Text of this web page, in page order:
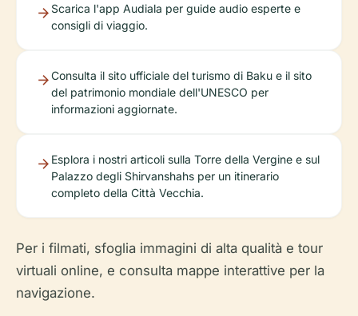
Scarica l'app Audiala per guide audio esperte e
consigli di viaggio.
Consulta il sito ufficiale del turismo di Baku e il sito
del patrimonio mondiale dell'UNESCO per
informazioni aggiornate.
Esplora i nostri articoli sulla Torre della Vergine e sul
Palazzo degli Shirvanshahs per un itinerario
completo della Città Vecchia.
Per i filmati, sfoglia immagini di alta qualità e tour
virtuali online, e consulta mappe interattive per la
navigazione.